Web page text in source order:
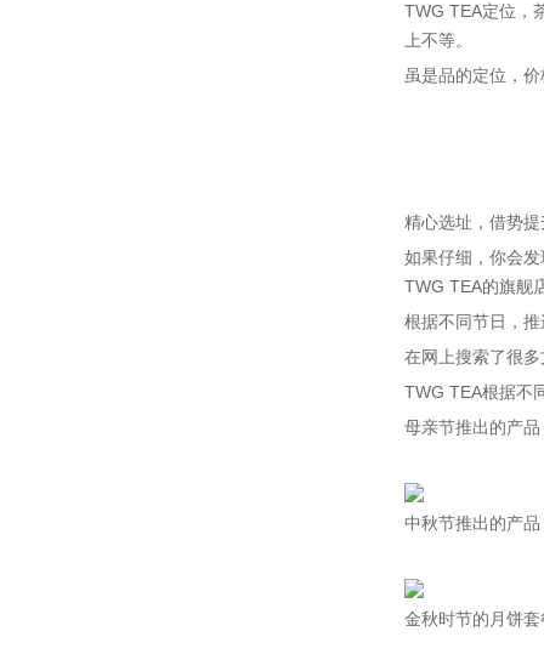
TWG TEA定位，
上不等。
虽是品的定位，
精心选址，借势
如果仔细，你会
TWG TEA的旗舰
根据不同节日，
在网上搜索了很
TWG TEA根据不
母亲节推出的产品
中秋节推出的产品
金秋时节的月饼套